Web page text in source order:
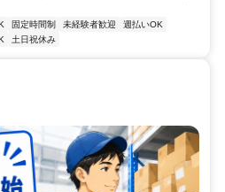
固定時間制 未経験者歓迎
週払いOK
土日祝休み